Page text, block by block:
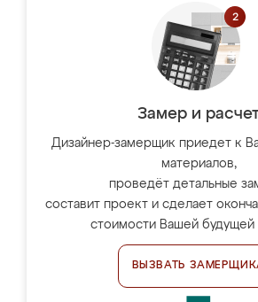
Замер и
Дизайнер-замерщик приедет к
материалов,
проведёт детальные
составит проект и сделает
стоимости Вашей будущей
ВЫЗВАТЬ